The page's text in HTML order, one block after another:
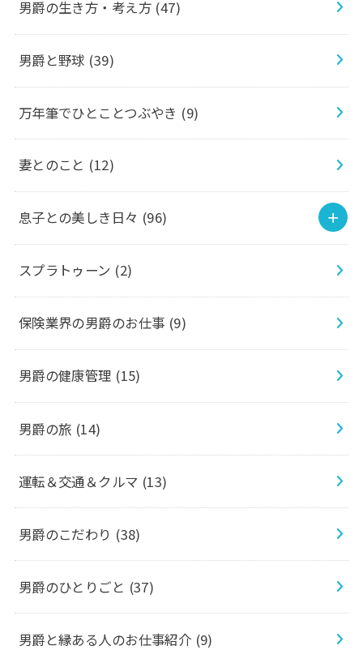
男爵の生き方・考え方 (47)
男爵と野球 (39)
万年筆でひとことつぶやき (9)
妻とのこと (12)
息子との美しき日々 (96)
スプラトゥーン (2)
保険業界の男爵のお仕事 (9)
男爵の健康管理 (15)
男爵の旅 (14)
運転＆交通＆クルマ (13)
男爵のこだわり (38)
男爵のひとりごと (37)
男爵と縁ある人のお仕事紹介 (9)